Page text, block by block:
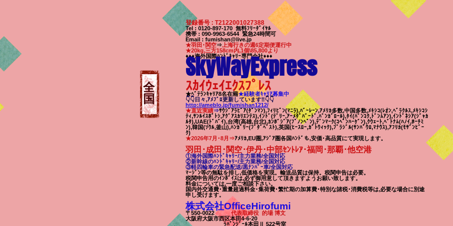
全
国
登録番号 : T2122001027388
Tel : 0120-897-170 無料ﾌﾘｰﾀﾞｲﾔﾙ
携帯 : 090-9963-6544 緊急24時間可
Email : fumishan@live.jp
★羽田･関空⇒ 上海行きの週6定期便運行中
★20kg,三方158cm内,1個\85,800より
♦♦♦海外国際ﾊﾝﾄﾞｷｬﾘｰ専門会社♦♦♦
SkyWayExpress
ｽｶｲｳｪｲｴｸｽﾌﾟﾚｽ
★ﾍﾞﾃﾗﾝｷｬﾘｱ8名在籍★​経験者ｷｬﾘｱ募集中
👇👇日々,ｱﾒﾌﾞﾛ更新しています‼👇👇
http://ameblo.jp/fumishan1212/
★直近実績⇒ｻｳｼﾞｱﾗﾋﾞｱ(ﾀﾞﾝﾏﾝ),ﾌｨﾘﾋﾟﾝ(ﾏﾆﾗ),ﾊﾞｰﾚｰﾝ,ｱﾒﾘｶ多数,中国多数,ﾒｷｼｺ(ﾚｵﾝ,ﾍﾞﾗｸﾙｽ,ﾒｷｼｺｼ
ﾃｨ,ｻﾝﾙｲｽﾎﾟﾄｼ,ｱｸﾞｱｽｶﾘｴﾝﾃｽ),ｲﾝﾄﾞ(ﾃﾞﾘｰ,ｱｰﾒﾀﾞﾊﾞｰﾄﾞ,ﾊﾞﾝｶﾞﾛｰﾙ),ﾀｲ(ﾊﾞﾝｺｸ,ﾄﾞﾝﾑｱﾝ),ｲﾝﾄﾞﾈｼｱ(ｼﾞｬｶ
ﾙﾀ),UAE(ﾄﾞﾊﾞｲ),台湾(高雄,台北),ｶﾝﾎﾞｼﾞｱ(ﾌﾟﾉﾝﾍﾟﾝ),ﾃﾞﾝﾏｰｸ(ｺﾍﾟﾝﾊｰｹﾞﾝ),ｸｳｪｰﾄ,ﾍﾞﾄﾅﾑ(ﾊﾉｲ,ﾎｰﾁﾐ
ﾝ),韓国(ｿｳﾙ,釜山),ﾊﾝｶﾞﾘｰ(ﾌﾞﾀﾞﾍﾟｽﾄ),英国(ﾋｰｽﾛｰ,ｶﾞﾄｳｨｯｸ),ﾌﾞﾗｼﾞﾙ(ｻﾝﾊﾟｳﾛ,ﾏﾅｳｽ),ｱﾌﾘｶ(ﾓｻﾞﾝﾋﾞｰ
ｸ)
★2026年7月･8月⇒ｱﾒﾘｶ,EU圏,ｱｼﾞｱ圏各国ﾊﾝﾄﾞも,安価･高品質にて実現します。
羽田･成田･関空･伊丹･中部ｾﾝﾄﾚｱ･福岡･那覇･他空港
①海外国際ﾊﾝﾄﾞｷｬﾘｰ/主力業務/全国対応
②新幹線のﾊﾝﾄﾞｷｬﾘｰ/主力業務/全国対応
③軽四輪車の緊急配送/黒ﾅﾝﾊﾞｰ車/全国対応
ﾏｰｼﾞﾝ等の無駄を排し,低価格を実現。輸送品質は保持。税関申告は必要。
税関申告用のｲﾝﾎﾞｲｽは,必ず御用意して頂きますようお願い致します。
料金については,一度ご相談下さい。
国内外交通費･重量超過料金･集荷費･繁忙期の加算費･特別な諸税･消費税等は,必要な場合に別途
申し受けます。
株式会社OfficeHirofumi
〒550-0022代表取締役 的場 博文
大阪府大阪市西区本田4-6-20
ﾗﾊﾟﾝｼﾞｰﾙ本田Ⅱ 522号室